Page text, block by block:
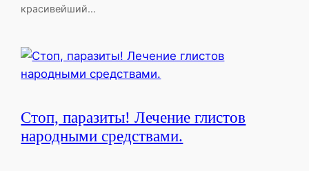
красивейший…
Стоп, паразиты! Лечение глистов
народными средствами.